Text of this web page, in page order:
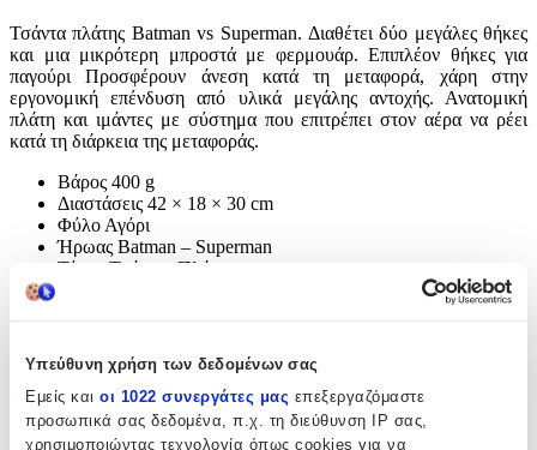
Υπεύθυνη χρήση των δεδομένων σας
Εμείς και οι 1022 συνεργάτες μας επεξεργαζόμαστε
προσωπικά σας δεδομένα, π.χ. τη διεύθυνση IP σας,
χρησιμοποιώντας τεχνολογία όπως cookies για να
Τσάντα πλάτης Batman vs Superman. Διαθέτει δύο μεγάλες θήκες
και μια μικρότερη μπροστά με φερμουάρ. Επιπλέον θήκες για
παγούρι Προσφέρουν άνεση κατά τη μεταφορά, χάρη στην
εργονομική επένδυση από υλικά μεγάλης αντοχής. Ανατομική
πλάτη και ιμάντες με σύστημα που επιτρέπει στον αέρα να ρέει
κατά τη διάρκεια της μεταφοράς.
Βάρος 400 g
Διαστάσεις 42 × 18 × 30 cm
Φύλο Αγόρι
Ήρωας Batman – Superman
Τύπος Τσάντας Πλάτης
Χαρακτηριστικά
Κατασκευαστής